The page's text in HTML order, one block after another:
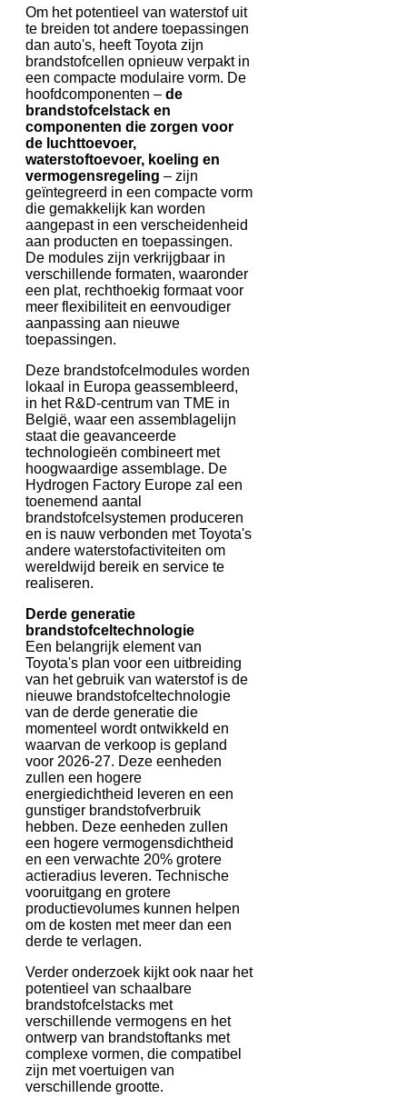
Om het potentieel van waterstof uit
te breiden tot andere toepassingen
dan auto's, heeft Toyota zijn
brandstofcellen opnieuw verpakt in
een compacte modulaire vorm. De
hoofdcomponenten – de
brandstofcelstack en
componenten die zorgen voor
de luchttoevoer,
waterstoftoevoer, koeling en
vermogensregeling – zijn
geïntegreerd in een compacte vorm
die gemakkelijk kan worden
aangepast in een verscheidenheid
aan producten en toepassingen.
De modules zijn verkrijgbaar in
verschillende formaten, waaronder
een plat, rechthoekig formaat voor
meer flexibiliteit en eenvoudiger
aanpassing aan nieuwe
toepassingen.
Deze brandstofcelmodules worden
lokaal in Europa geassembleerd,
in het R&D-centrum van TME in
België, waar een assemblagelijn
staat die geavanceerde
technologieën combineert met
hoogwaardige assemblage. De
Hydrogen Factory Europe zal een
toenemend aantal
brandstofcelsystemen produceren
en is nauw verbonden met Toyota's
andere waterstofactiviteiten om
wereldwijd bereik en service te
realiseren.
Derde generatie
brandstofceltechnologie
Een belangrijk element van
Toyota's plan voor een uitbreiding
van het gebruik van waterstof is de
nieuwe brandstofceltechnologie
van de derde generatie die
momenteel wordt ontwikkeld en
waarvan de verkoop is gepland
voor 2026-27. Deze eenheden
zullen een hogere
energiedichtheid leveren en een
gunstiger brandstofverbruik
hebben. Deze eenheden zullen
een hogere vermogensdichtheid
en een verwachte 20% grotere
actieradius leveren. Technische
vooruitgang en grotere
productievolumes kunnen helpen
om de kosten met meer dan een
derde te verlagen.
Verder onderzoek kijkt ook naar het
potentieel van schaalbare
brandstofcelstacks met
verschillende vermogens en het
ontwerp van brandstoftanks met
complexe vormen, die compatibel
zijn met voertuigen van
verschillende grootte.